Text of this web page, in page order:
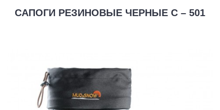
САПОГИ РЕЗИНОВЫЕ ЧЕРНЫЕ С – 501